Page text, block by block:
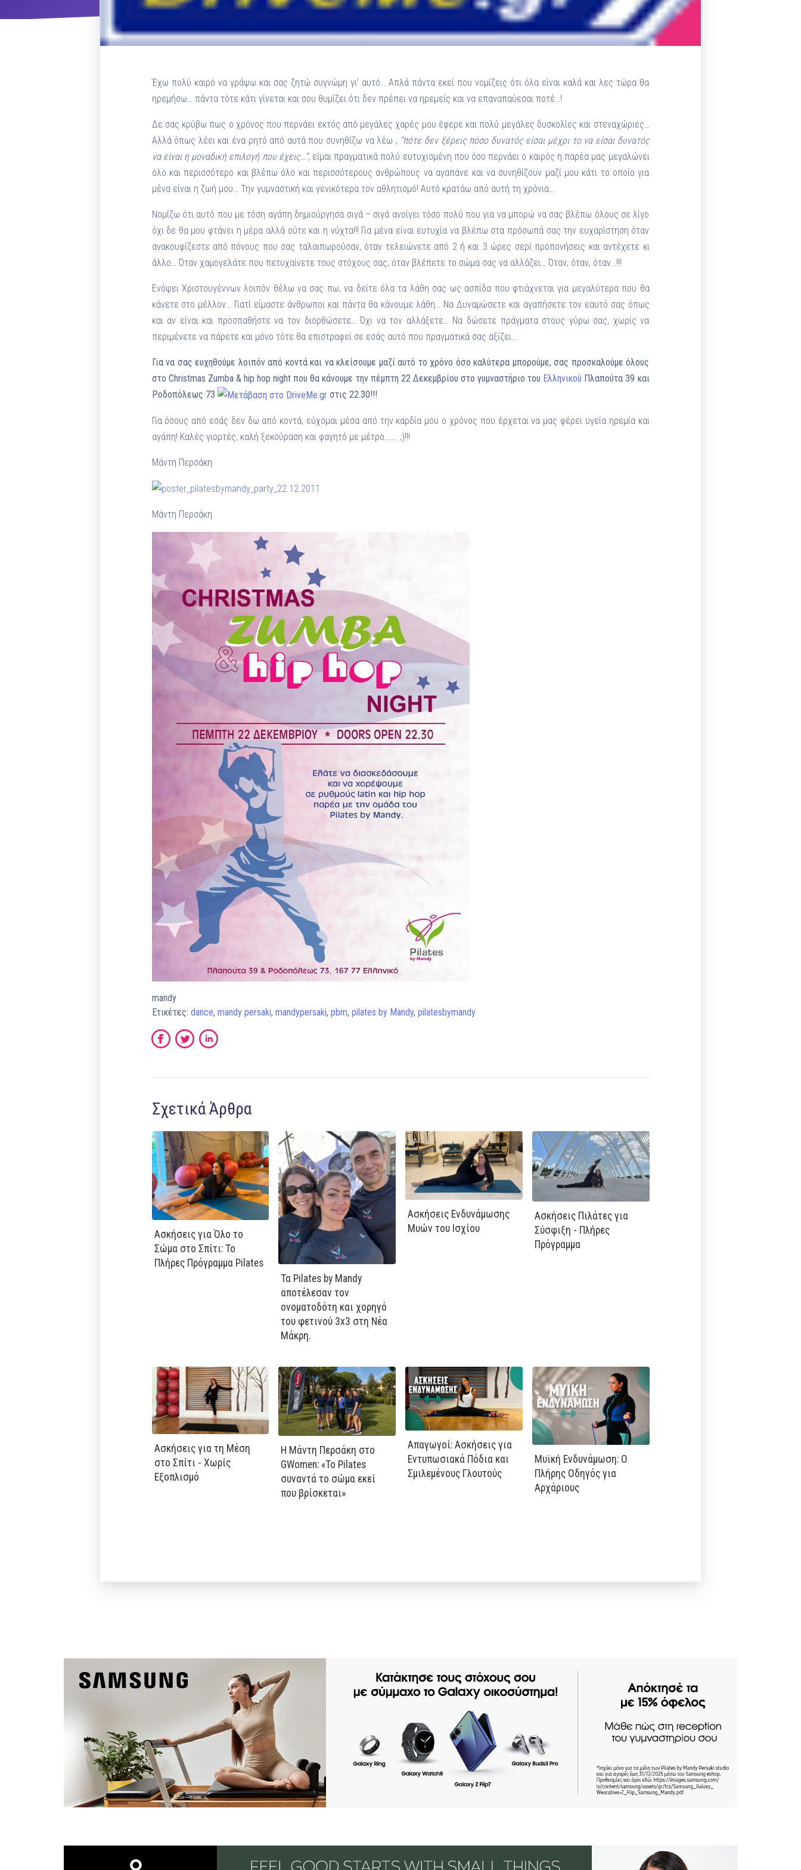
ΝΜ
ΚΟΡΥΔΑΛΛOΣ
ΠΕΥ
ΠΣ
ΠΕΡΙΣΤΈΡΙ NEOΣ ΧΩΡΟΣ
Pilates by Mandy
FACEBOOK N.ΨΥΧΙΚΟΥ
Pilates by Mandy
Pilates by Mandy
FACEBOOK ΚΟΡΥΔΑΛΛΟΥ
Pilates by Mandy
FACEBOOK ΠΕΡΙΣΤΕΡΊΟΥ
Pilates by Mandy
FACEBOOK ΠΕΎΚΗΣ
Έχω πολύ καιρό να γράψω και σας ζητώ συγνώμη γι’ αυτό… Απλά πάντα εκεί που νομίζεις ότι όλα είναι καλά και λες τώρα θα
ηρεμήσω… πάντα τότε κάτι γίνεται και σου θυμίζει ότι δεν πρέπει να ηρεμείς και να επαναπαύεσαι ποτέ…!
Δε σας κρύβω πως ο χρόνος που περνάει εκτός από μεγάλες χαρές μου έφερε και πολύ μεγάλες δυσκολίες και στεναχώριες…
Αλλά όπως λέει και ένα ρητό από αυτά που συνηθίζω να λέω , ‘’πότε δεν ξέρεις πόσο δυνατός είσαι μέχρι το να είσαι δυνατός
να είναι η μοναδική επιλογή που έχεις…’’, είμαι πραγματικά πολύ ευτυχισμένη που όσο περνάει ο καιρός η παρέα μας μεγαλώνει
όλο και περισσότερο και βλέπω όλο και περισσότερους ανθρώπους να αγαπάνε και να συνηθίζουν μαζί μου κάτι το οποίο για
μένα είναι η ζωή μου… Την γυμναστική και γενικότερα τον αθλητισμό! Αυτό κρατάω από αυτή τη χρόνια…
Νομίζω ότι αυτό που με τόση αγάπη δημιούργησα σιγά – σιγά ανοίγει τόσο πολύ που για να μπορώ να σας βλέπω όλους σε λίγο
όχι δε θα μου φτάνει η μέρα αλλά ούτε και η νύχτα!!! Για μένα είναι ευτυχία να βλέπω στα πρόσωπά σας την ευχαρίστηση όταν
ανακουφίζεστε από πόνους που σας ταλαιπωρούσαν, όταν τελειώνετε από 2 ή και 3 ώρες σερί προπονήσεις και αντέχετε κι
άλλο… Όταν χαμογελάτε που πετυχαίνετε τους στόχους σας, όταν βλέπετε το σώμα σας να αλλάζει… Όταν, όταν, όταν…!!!
Ενόψει Χριστουγέννων λοιπόν θέλω να σας πω, να δείτε όλα τα λάθη σας ως ασπίδα που φτιάχνεται για μεγαλύτερα που θα
κάνετε στο μέλλον… Γιατί είμαστε άνθρωποι και πάντα θα κάνουμε λάθη… Να Δυναμώσετε και αγαπήσετε τον εαυτό σας όπως
και αν είναι και προσπαθήστε να τον διορθώσετε… Όχι να τον αλλάξετε… Να δώσετε πράγματα στους γύρω σας, χωρίς να
περιμένετε να πάρετε και μόνο τότε θα επιστραφεί σε εσάς αυτό που πραγματικά σας αξίζει…
Για να σας ευχηθούμε λοιπόν από κοντά και να κλείσουμε μαζί αυτό το χρόνο όσο καλύτερα μπορούμε, σας προσκαλούμε όλους
στο Christmas Zumba & hip hop night που θα κάνουμε την πέμπτη 22 Δεκεμβρίου στο γυμναστήριο του Ελληνικού Πλαπούτα 39 και
Ροδοπόλεως 73
στις 22.30!!!
Για όσους από εσάς δεν δω από κοντά, εύχομαι μέσα από την καρδία μου ο χρόνος που έρχεται να μας φέρει υγεία ηρεμία και
αγάπη! Καλές γιορτές, καλή ξεκούραση και φαγητό με μέτρο……. ;)!!!
Μάντη Περσάκη
Μάντη Περσάκη
mandy
Ετικέτες: dance, mandy persaki, mandypersaki, pbm, pilates by Mandy, pilatesbymandy
Σχετικά Άρθρα
Ασκήσεις για Όλο το
Σώμα στο Σπίτι: Το
Πλήρες Πρόγραμμα Pilates
Τα Pilates by Mandy
αποτέλεσαν τον
ονοματοδότη και χορηγό
του φετινού 3x3 στη Νέα
Μάκρη.
Ασκήσεις Ενδυνάμωσης
Μυών του Ισχίου
Ασκήσεις Πιλάτες για
Σύσφιξη - Πλήρες
Πρόγραμμα
Ασκήσεις για τη Μέση
στο Σπίτι - Χωρίς
Εξοπλισμό
Η Μάντη Περσάκη στο
GWomen: «Το Pilates
συναντά το σώμα εκεί
που βρίσκεται»
Απαγωγοί: Ασκήσεις για
Εντυπωσιακά Πόδια και
Σμιλεμένους Γλουτούς
Μυϊκή Ενδυνάμωση: Ο
Πλήρης Οδηγός για
Αρχάριους